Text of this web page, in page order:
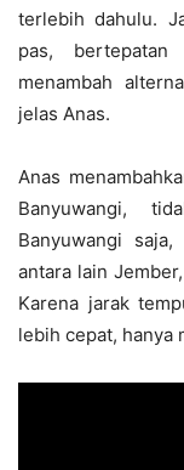
terlebih dahulu.
pas,
menambah
jelas Anas.
Anas
Banyuwangi,
Banyuwangi
antara lain
Karena jarak
lebih cepat, hanya